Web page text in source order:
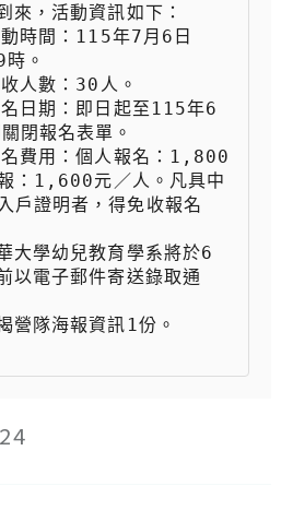
來，活動資訊如下：
。
閉報名表單。
：1,600元／人。凡具中
戶證明者，得免收報名
以電子郵件寄送錄取通
隊海報資訊1份。